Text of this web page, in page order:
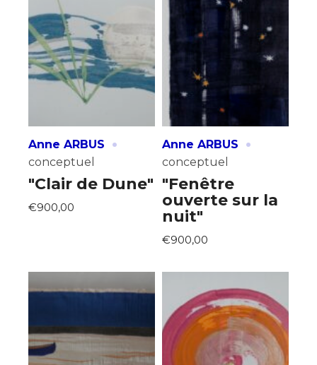
Anne ARBUS ·
conceptuel
"Clair de Dune"
€900,00
Anne ARBUS ·
conceptuel
"Fenêtre
ouverte sur la
nuit"
€900,00